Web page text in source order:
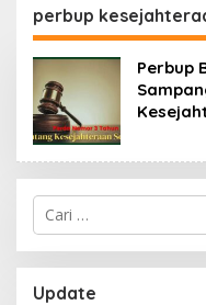
perbup
Perbup
Cari
untuk:
Update